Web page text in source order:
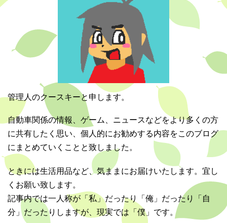
管理人のクースキーと申します。
自動車関係の情報、ゲーム、ニュースなどをより多くの方
に共有したく思い、個人的にお勧めする内容をこのブログ
にまとめていくことと致しました。
ときには生活用品など、気ままにお届けいたします。宜し
くお願い致します。
記事内では一人称が「私」だったり「俺」だったり「自
分」だったりしますが、現実では「僕」です。